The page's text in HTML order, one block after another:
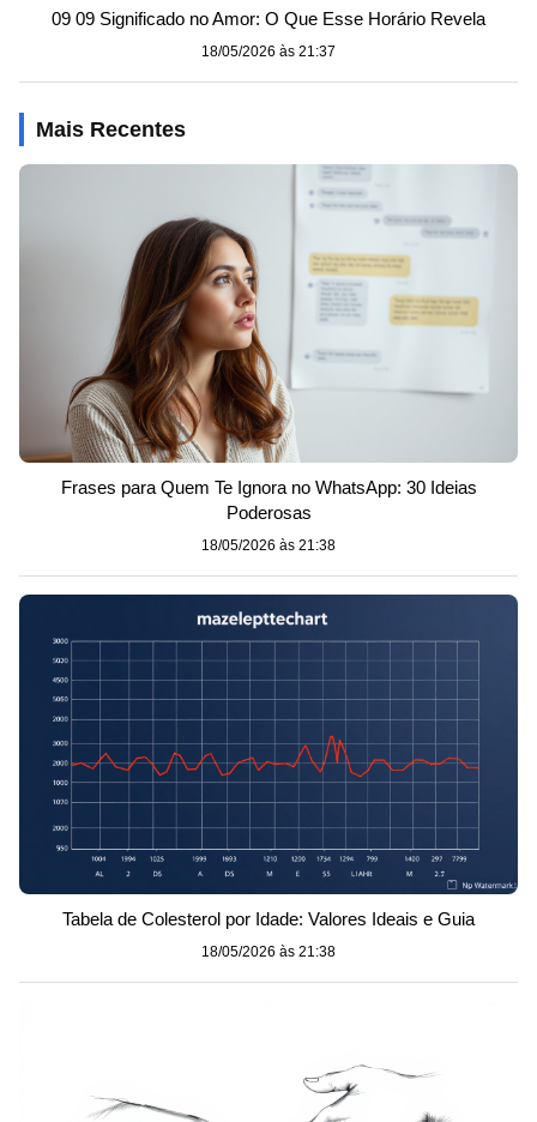
09 09 Significado no Amor: O Que Esse Horário Revela
18/05/2026 às 21:37
Mais Recentes
Frases para Quem Te Ignora no WhatsApp: 30 Ideias
Poderosas
18/05/2026 às 21:38
Tabela de Colesterol por Idade: Valores Ideais e Guia
18/05/2026 às 21:38